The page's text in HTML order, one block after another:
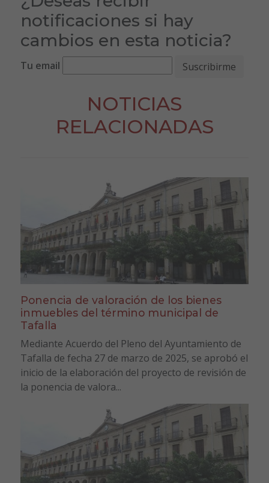
notificaciones si hay
cambios en esta noticia?
Tu email
NOTICIAS
RELACIONADAS
Ponencia de valoración de los bienes
inmuebles del término municipal de
Tafalla
Mediante Acuerdo del Pleno del Ayuntamiento de
Tafalla de fecha 27 de marzo de 2025, se aprobó el
inicio de la elaboración del proyecto de revisión de
la ponencia de valora...